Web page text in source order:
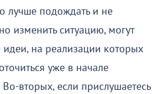
лучше подождать и не
изменить ситуацию, могут
на реализации которых
уже в начале
вторых, если прислушаетесь